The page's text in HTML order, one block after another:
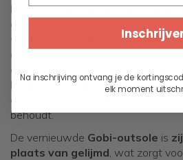
De Vivobarefoot Gobi Boot
gemaakt voor wie ook in koude
wil blijven lopen. Deze duurzame
combineert het minimalistische
extra warmte dankzij een
binnenkant van faux shearling.
comfortabel warm, terwijl je
behoudt.
De vernieuwde Gobi-outsole is
plaats van gelijmd, wat zorgt
Na inschrijving ontvang je de
elk moment